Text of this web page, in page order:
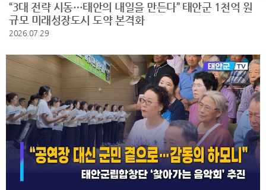
“3대 전략 시동…태안의 내일을 만든다” 태안군 1천억 원
규모 미래성장도시 도약 본격화
2026.07.29